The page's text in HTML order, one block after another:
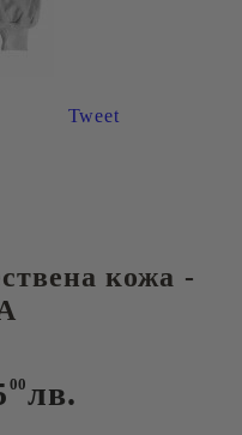
Tweet
кожа -
00лв.